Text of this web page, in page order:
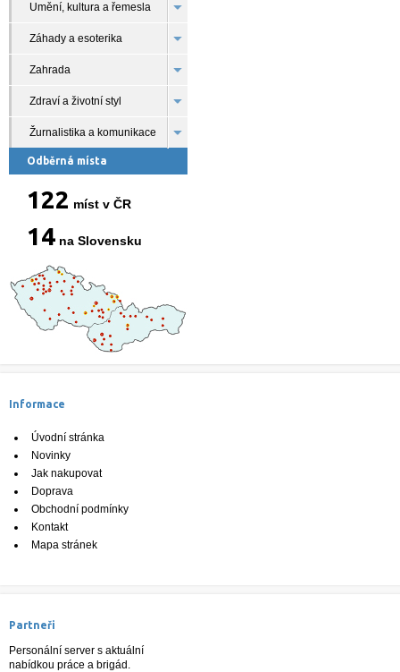
Umění, kultura a řemesla
Záhady a esoterika
Zahrada
Zdraví a životní styl
Žurnalistika a komunikace
Odběrná místa
122 míst v ČR
14 na Slovensku
Informace
Úvodní stránka
Novinky
Jak nakupovat
Doprava
Obchodní podmínky
Kontakt
Mapa stránek
Partneři
Personální server s aktuální
nabídkou práce a brigád.